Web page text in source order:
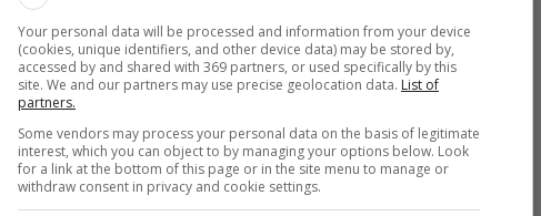
si komandant i Komandës së Operacioneve
s, si dhe ka mbajtur poste kyç në Lindjen e Mesme
Wendt ka qenë koordinator i Sigurisë i SHBA-
Your personal data will be processed and information from your device
(cookies, unique identifiers, and other device data) may be stored by,
accessed by and shared with 369 partners, or used specifically by this
site. We and our partners may use precise geolocation data. List of
partners.
Some vendors may process your personal data on the basis of legitimate
interest, which you can object to by managing your options below. Look
for a link at the bottom of this page or in the site menu to manage or
withdraw consent in privacy and cookie settings.